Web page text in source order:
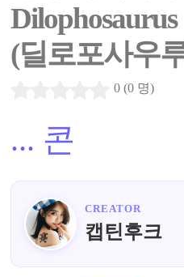
Dilophosaurus
(딜로포사우
0 (0 명)
... 콘
CREATOR
캡틴후크